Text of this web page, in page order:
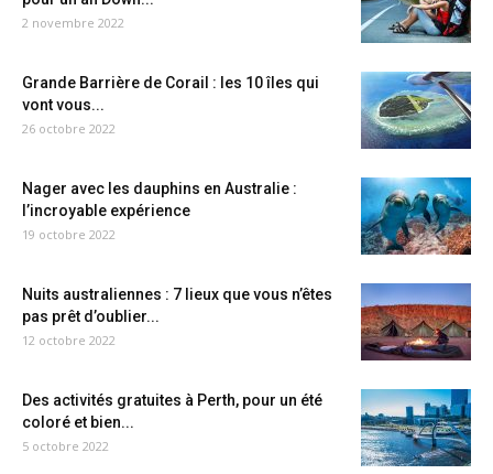
2 novembre 2022
Grande Barrière de Corail : les 10 îles qui
vont vous...
26 octobre 2022
Nager avec les dauphins en Australie :
l’incroyable expérience
19 octobre 2022
Nuits australiennes : 7 lieux que vous n’êtes
pas prêt d’oublier...
12 octobre 2022
Des activités gratuites à Perth, pour un été
coloré et bien...
5 octobre 2022